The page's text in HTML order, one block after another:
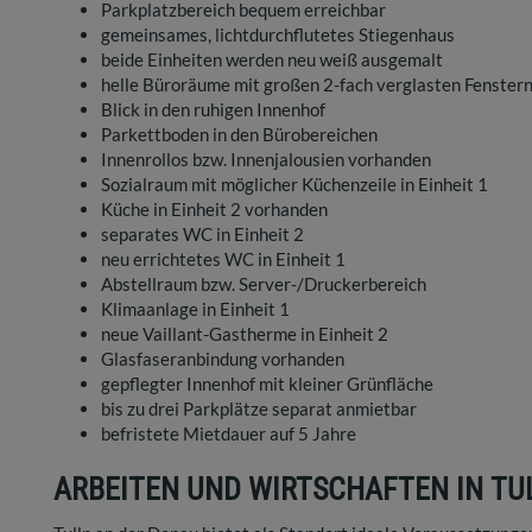
Parkplatzbereich bequem erreichbar
gemeinsames, lichtdurchflutetes Stiegenhaus
beide Einheiten werden neu weiß ausgemalt
helle Büroräume mit großen 2-fach verglasten Fenstern
Blick in den ruhigen Innenhof
Parkettboden in den Bürobereichen
Innenrollos bzw. Innenjalousien vorhanden
Sozialraum mit möglicher Küchenzeile in Einheit 1
Küche in Einheit 2 vorhanden
separates WC in Einheit 2
neu errichtetes WC in Einheit 1
Abstellraum bzw. Server-/Druckerbereich
Klimaanlage in Einheit 1
neue Vaillant-Gastherme in Einheit 2
Glasfaseranbindung vorhanden
gepflegter Innenhof mit kleiner Grünfläche
bis zu drei Parkplätze separat anmietbar
befristete Mietdauer auf 5 Jahre
ARBEITEN UND WIRTSCHAFTEN IN